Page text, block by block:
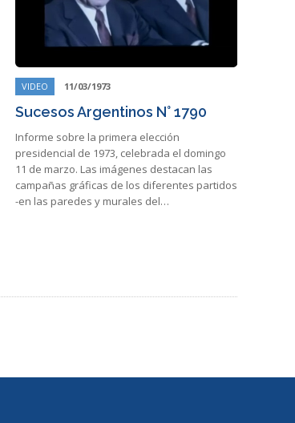
VIDEO 11/03/1973
Sucesos Argentinos N° 1790
Informe sobre la primera elección
presidencial de 1973, celebrada el domingo
11 de marzo. Las imágenes destacan las
campañas gráficas de los diferentes partidos
-en las paredes y murales del…